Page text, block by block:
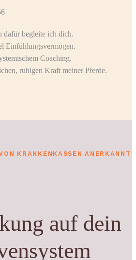
dafür begleite ich dich.
Einfühlungsvermögen.
Coaching.
ruhigen Kraft meiner Pferde.
KRANKENKASSEN ANERKANNT
auf dein